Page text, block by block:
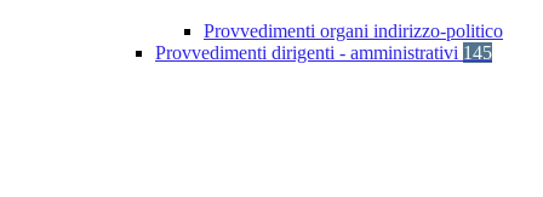
Provvedimenti organi indirizzo-politico
Provvedimenti dirigenti - amministrativi 145